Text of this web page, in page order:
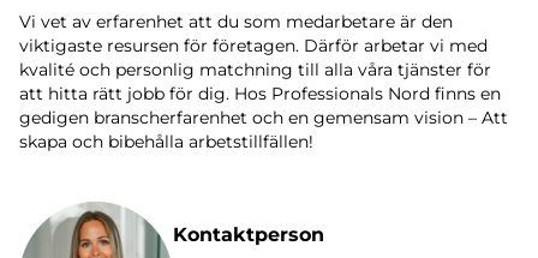
Vi vet av erfarenhet att du som medarbetare är den
viktigaste resursen för företagen. Därför arbetar vi med
kvalité och personlig matchning till alla våra tjänster för
att hitta rätt jobb för dig. Hos Professionals Nord finns en
gedigen branscherfarenhet och en gemensam vision – Att
skapa och bibehålla arbetstillfällen!
Kontaktperson